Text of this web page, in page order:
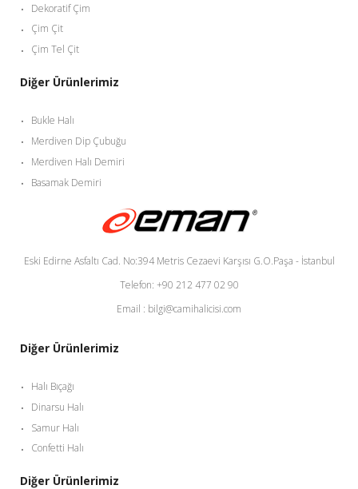
Dekoratif Çim
Çim Çit
Çim Tel Çit
Diğer Ürünlerimiz
Bukle Halı
Merdiven Dip Çubuğu
Merdiven Halı Demiri
Basamak Demiri
Eski Edirne Asfaltı Cad. No:394 Metris Cezaevi Karşısı G.O.Paşa - İstanbul
Telefon: +90 212 477 02 90
Email : bilgi@camihalicisi.com
Diğer Ürünlerimiz
Halı Bıçağı
Dinarsu Halı
Samur Halı
Confetti Halı
Diğer Ürünlerimiz